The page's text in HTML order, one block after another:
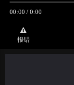
报错